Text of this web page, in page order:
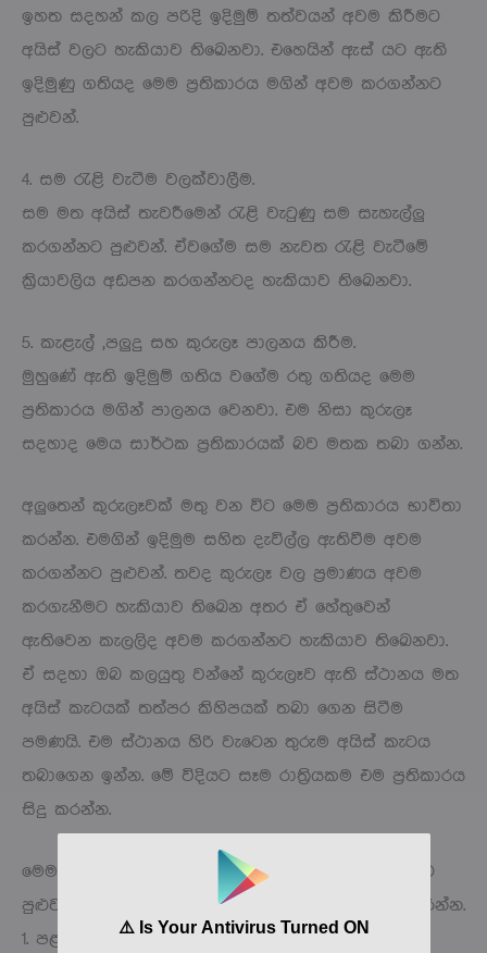
ඉහත සදහන් කල පරිදි ඉදිමුම් තත්වයන් අවම කිරීමට
අයිස් වලට හැකියාව තිඛෙනවා. එහෙයින් ඇස් යට ඇති
ඉදිමුණු ගතියද මෙම ප්‍රතිකාරය මගින් අවම කරගන්නට
පුළුවන්.
4. සම රැළි වැටීම වලක්වාලීම.
සම මත අයිස් තැවරීමෙන් රැළි වැටුණු සම සැහැල්ලු
කරගන්නට පුළුවන්. ඒවගේම සම නැවත රැළි වැටීමේ
ක්‍රියාවලිය අඩපන කරගන්නටද හැකියාව තිඛෙනවා.
5. කැළැල් ,පලුදු සහ කුරුලෑ පාලනය කිරීම.
මුහුණේ ඇති ඉදිමුම් ගතිය වගේම රතු ගතියද මෙම
ප්‍රතිකාරය මගින් පාලනය වෙනවා. එම නිසා කුරුලෑ
සදහාද මෙය සාර්ථක ප්‍රතිකාරයක් බව මතක තබා ගන්න.
අලුතෙන් කුරුලෑවක් මතු වන විට මෙම ප්‍රතිකාරය භාවිතා
කරන්න. එමගින් ඉදිමුම සහිත දැවිල්ල ඇතිවීම අවම
කරගන්නට පුළුවන්. තවද කුරුලෑ වල ප්‍රමාණය අවම
කරගැනීමට හැකියාව තිඛෙන අතර ඒ හේතුවෙන්
ඇතිවෙන කැලලිද අවම කරගන්නට හැකියාව තිඛෙනවා.
ඒ සදහා ඔබ කලයුතු වන්නේ කුරුලෑව ඇති ස්ථානය මත
අයිස් කැටයක් තත්පර කිහිපයක් තබා ගෙන සිටීම
පමණයි. එම ස්ථානය හිරි වැටෙන තුරුම අයිස් කැටය
තබාගෙන ඉන්න. මේ විදියට සෑම රාත්‍රියකම එම ප්‍රතිකාරය
සිදු කරන්න.
මෙම ප්‍රතිකාර ක්‍රමය ඉතාමාත්ම පහසුවෙන් කරගන්නට
පුළුවන්. උදෑසනින් හෝ සන්ද්‍යා කාලයේදී එය සිදු කරන්න.
1. පළමුව මුහුණ හොදින් පිරිසිදු කරගන්න.